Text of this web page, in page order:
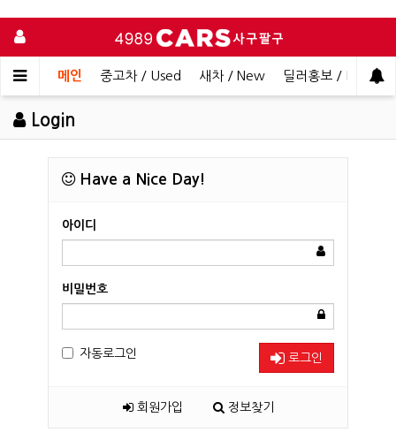
메인 중고차 / Used 새차 / New 딜러홍보 / Dealer
Login
Have a Nice Day!
아이디
비밀번호
자동로그인 로그인
회원가입 정보찾기